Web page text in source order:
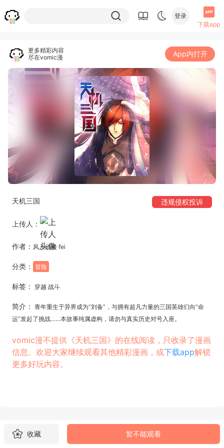
登录
下载app
更多精彩内容
尽在vomic漫
App内打开
天机三国 违规侵权投诉
上传人：
作者： 风人动漫 fei
分类： 冒险
标签： 穿越 战斗
简介： 青年重生于异界成为“刘备”，与拥有超凡力量的三国英雄们向“命
运”发起了挑战……本故事纯属虚构，请勿与真实历史对号入座。
vomic漫不提供《天机三国》的在线阅读，只收录了漫画
信息。欢迎大家继续观看其他精彩漫画，或下载app解锁
更多好玩内容。
收藏 暂不能观看